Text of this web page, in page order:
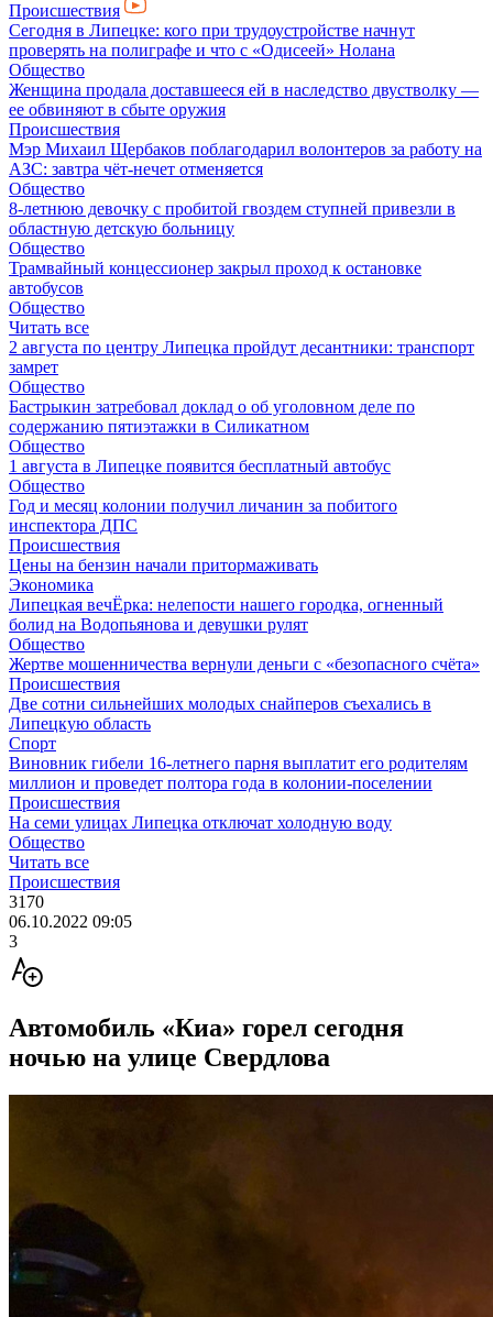
Происшествия
Сегодня в Липецке: кого при трудоустройстве начнут
проверять на полиграфе и что с «Одисеей» Нолана
Общество
Женщина продала доставшееся ей в наследство двустволку —
ее обвиняют в сбыте оружия
Происшествия
Мэр Михаил Щербаков поблагодарил волонтеров за работу на
АЗС: завтра чёт-нечет отменяется
Общество
8-летнюю девочку с пробитой гвоздем ступней привезли в
областную детскую больницу
Общество
Трамвайный концессионер закрыл проход к остановке
автобусов
Общество
Читать все
2 августа по центру Липецка пройдут десантники: транспорт
замрет
Общество
Бастрыкин затребовал доклад о об уголовном деле по
содержанию пятиэтажки в Силикатном
Общество
1 августа в Липецке появится бесплатный автобус
Общество
Год и месяц колонии получил личанин за побитого
инспектора ДПС
Происшествия
Цены на бензин начали притормаживать
Экономика
Липецкая вечЁрка: нелепости нашего городка, огненный
болид на Водопьянова и девушки рулят
Общество
Жертве мошенничества вернули деньги с «безопасного счёта»
Происшествия
Две сотни сильнейших молодых снайперов съехались в
Липецкую область
Спорт
Виновник гибели 16-летнего парня выплатит его родителям
миллион и проведет полтора года в колонии-поселении
Происшествия
На семи улицах Липецка отключат холодную воду
Общество
Читать все
Происшествия
3170
06.10.2022 09:05
3
Автомобиль «Киа» горел сегодня
ночью на улице Свердлова